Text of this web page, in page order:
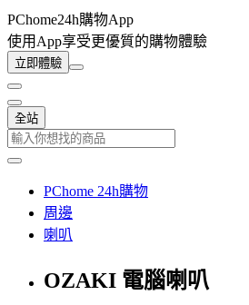
PChome24h購物App
使用App享受更優質的購物體驗
立即體驗
全站
PChome 24h購物
周邊
喇叭
OZAKI 電腦喇叭